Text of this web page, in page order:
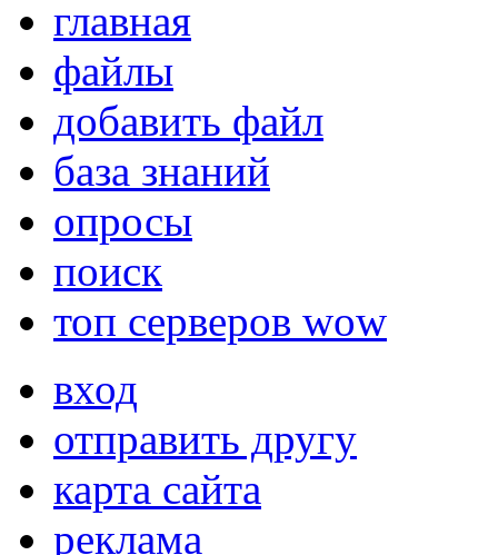
главная
файлы
добавить файл
база знаний
опросы
поиск
топ серверов wow
вход
отправить другу
карта сайта
реклама